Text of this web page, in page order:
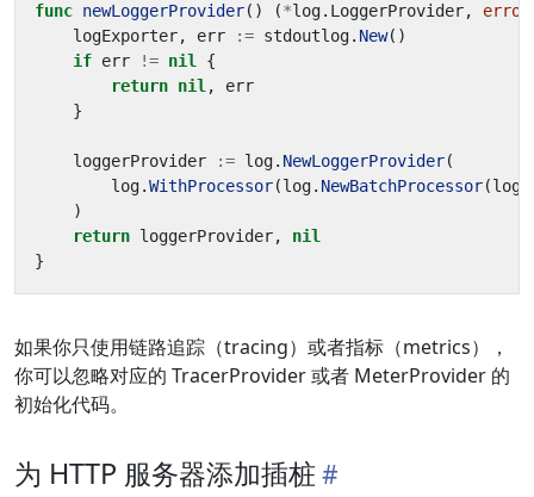
func newLoggerProvider() (*log. LoggerProvider, error
logExporter, err := stdoutlog. New()
if err != nil
{
return nil ,
err
}
loggerProvider := log. NewLoggerProvider(
log.WithProcessor(log. NewBatchProcessor(
)
return loggerProvider,
nil
}
如果你只使用链路追踪（tracing）或者指标（metrics），
你可以忽略对应的 TracerProvider 或者 MeterProvider 的
初始化代码。
为 HTTP 服务器添加插桩